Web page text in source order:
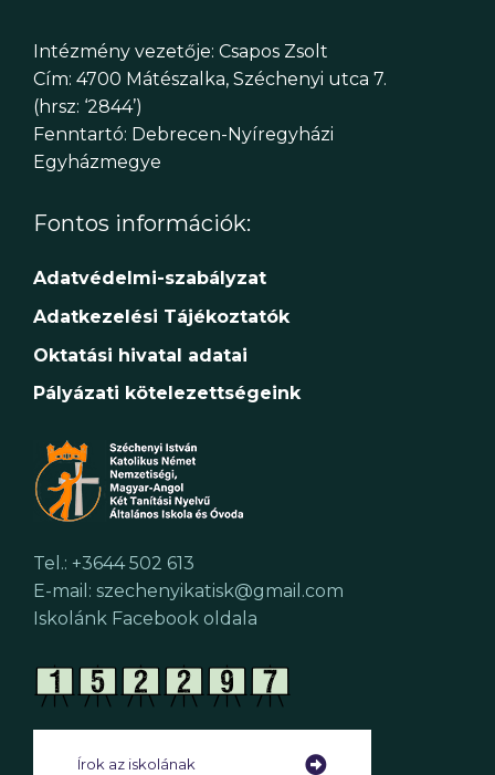
Intézmény vezetője: Csapos Zsolt
Cím: 4700 Mátészalka, Széchenyi utca 7.
(hrsz: ‘2844’)
Fenntartó: Debrecen-Nyíregyházi
Egyházmegye
Fontos információk:
Adatvédelmi-szabályzat
Adatkezelési Tájékoztatók
Oktatási hivatal adatai
Pályázati kötelezettségeink
Tel.: +3644 502 613
E-mail: szechenyikatisk@gmail.com
Iskolánk Facebook oldala
Írok az iskolának